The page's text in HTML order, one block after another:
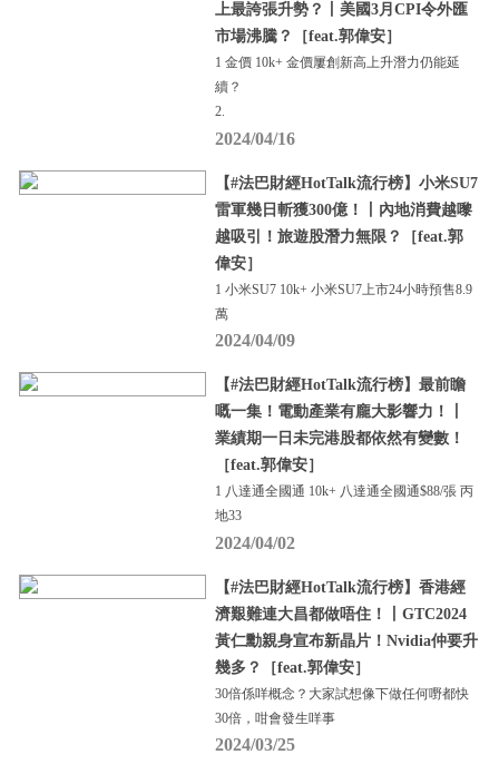
上最誇張升勢？丨美國3月CPI令外匯
市場沸騰？［feat.郭偉安］
1 金價 10k+ 金價屢創新高上升潛力仍能延
續？
2.
2024/04/16
【#法巴財經HotTalk流行榜】小米SU7
雷軍幾日斬獲300億！丨內地消費越嚟
越吸引！旅遊股潛力無限？［feat.郭
偉安］
1 小米SU7 10k+ 小米SU7上市24小時預售8.9
萬
2024/04/09
【#法巴財經HotTalk流行榜】最前瞻
嘅一集！電動產業有龐大影響力！丨
業績期一日未完港股都依然有變數！
［feat.郭偉安］
1 八達通全國通 10k+ 八達通全國通$88/張 丙
地33
2024/04/02
【#法巴財經HotTalk流行榜】香港經
濟艱難連大昌都做唔住！丨GTC2024
黃仁勳親身宣布新晶片！Nvidia仲要升
幾多？［feat.郭偉安］
30倍係咩概念？大家試想像下做任何嘢都快
30倍，咁會發生咩事
2024/03/25